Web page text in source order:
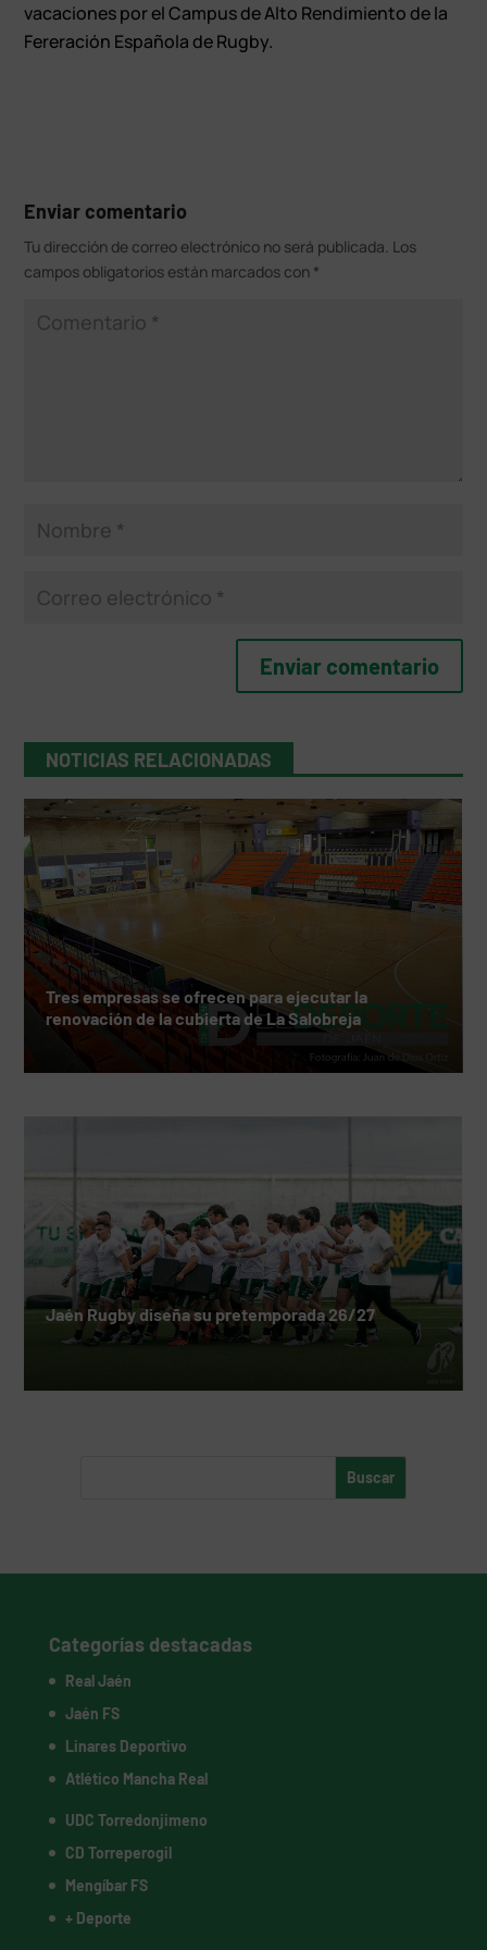
vacaciones por el Campus de Alto Rendimiento de la
Fereración Española de Rugby.
Enviar comentario
Tu dirección de correo electrónico no será publicada. Los
campos obligatorios están marcados con *
NOTICIAS RELACIONADAS
Tres empresas se ofrecen para ejecutar la
renovación de la cubierta de La Salobreja
Jaén Rugby diseña su pretemporada 26/27
Categorías destacadas
Real Jaén
Jaén FS
Linares Deportivo
Atlético Mancha Real
UDC Torredonjimeno
CD Torreperogil
Mengíbar FS
+ Deporte